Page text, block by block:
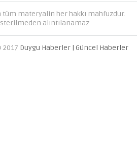
EN İYI
tüm materyalin her hakkı mahfuzdur.
alıntılanamaz.
2017 Duygu Haberler | Güncel Haberler